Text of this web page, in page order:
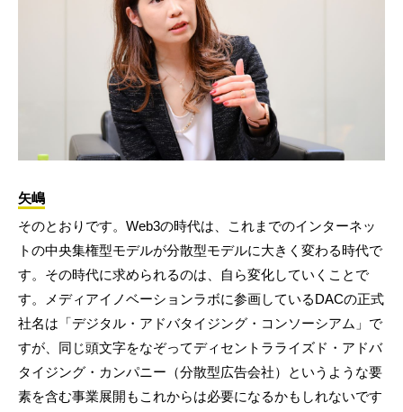
矢嶋
そのとおりです。Web3の時代は、これまでのインターネッ
トの中央集権型モデルが分散型モデルに大きく変わる時代で
す。その時代に求められるのは、自ら変化していくことで
す。メディアイノベーションラボに参画しているDACの正式
社名は「デジタル・アドバタイジング・コンソーシアム」で
すが、同じ頭文字をなぞってディセントラライズド・アドバ
タイジング・カンパニー（分散型広告会社）というような要
素を含む事業展開もこれからは必要になるかもしれないです